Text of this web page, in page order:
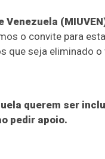
o convite para
que seja eliminado
querem ser
pedir apoio.